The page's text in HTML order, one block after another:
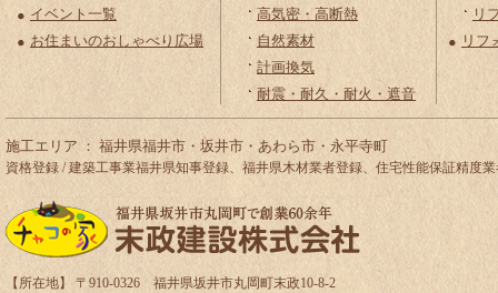
イベント一覧
お住まいのおしゃべり広場
高気密・高断熱
自然素材
計画換気
耐震・耐久・耐火・遮音
リ
リフ
施工エリア ： 福井県福井市・坂井市・あわら市・永平寺町
資格登録 / 建築工事業福井県知事登録、福井県木材業者登録、住宅性能保証精度
【所在地】 〒910-0326 福井県坂井市丸岡町末政10-8-2